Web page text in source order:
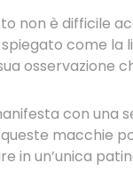
non è difficile
come la
osservazione
con una
macchie
in un’unica